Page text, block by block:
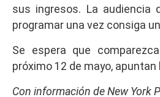
sus ingresos. La audiencia
programar una vez consiga
Se espera que
próximo 12 de mayo,
Con información de New York